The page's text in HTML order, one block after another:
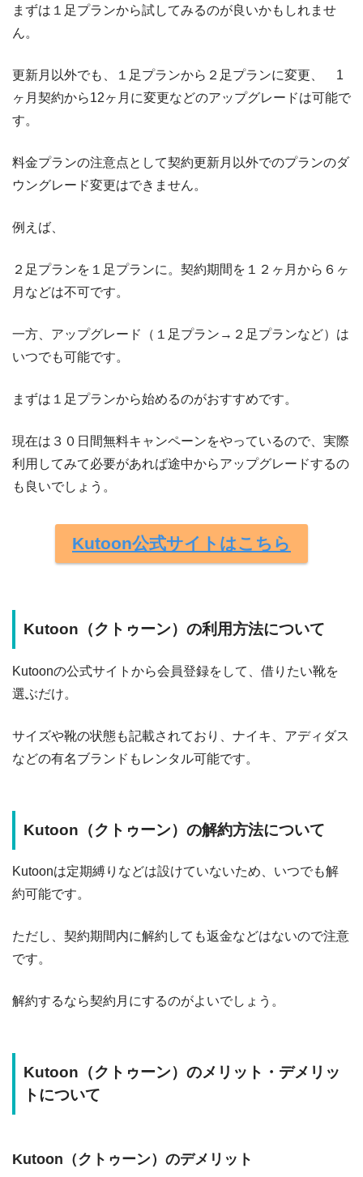
まずは１足プランから試してみるのが良いかもしれませ
ん。
更新月以外でも、１足プランから２足プランに変更、 1
ヶ月契約から12ヶ月に変更などのアップグレードは可能で
す。
料金プランの注意点として契約更新月以外でのプランのダ
ウングレード変更はできません。
例えば、
２足プランを１足プランに。契約期間を１２ヶ月から６ヶ
月などは不可です。
一方、アップグレード（１足プラン→２足プランなど）は
いつでも可能です。
まずは１足プランから始めるのがおすすめです。
現在は３０日間無料キャンペーンをやっているので、実際
利用してみて必要があれば途中からアップグレードするの
も良いでしょう。
Kutoon公式サイトはこちら
Kutoon（クトゥーン）の利用方法について
Kutoonの公式サイトから会員登録をして、借りたい靴を
選ぶだけ。
サイズや靴の状態も記載されており、ナイキ、アディダス
などの有名ブランドもレンタル可能です。
Kutoon（クトゥーン）の解約方法について
Kutoonは定期縛りなどは設けていないため、いつでも解
約可能です。
ただし、契約期間内に解約しても返金などはないので注意
です。
解約するなら契約月にするのがよいでしょう。
Kutoon（クトゥーン）のメリット・デメリッ
トについて
Kutoon（クトゥーン）のデメリット